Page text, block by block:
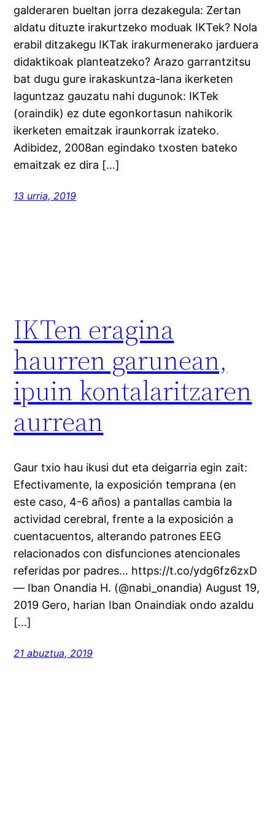
galderaren bueltan jorra dezakegula: Zertan
aldatu dituzte irakurtzeko moduak IKTek? Nola
erabil ditzakegu IKTak irakurmenerako jarduera
didaktikoak planteatzeko? Arazo garrantzitsu
bat dugu gure irakaskuntza-lana ikerketen
laguntzaz gauzatu nahi dugunok: IKTek
(oraindik) ez dute egonkortasun nahikorik
ikerketen emaitzak iraunkorrak izateko.
Adibidez, 2008an egindako txosten bateko
emaitzak ez dira […]
13 urria, 2019
IKTen eragina
haurren garunean,
ipuin kontalaritzaren
aurrean
Gaur txio hau ikusi dut eta deigarria egin zait:
Efectivamente, la exposición temprana (en
este caso, 4-6 años) a pantallas cambia la
actividad cerebral, frente a la exposición a
cuentacuentos, alterando patrones EEG
relacionados con disfunciones atencionales
referidas por padres… https://t.co/ydg6fz6zxD
— Iban Onandia H. (@nabi_onandia) August 19,
2019 Gero, harian Iban Onaindiak ondo azaldu
[…]
21 abuztua, 2019